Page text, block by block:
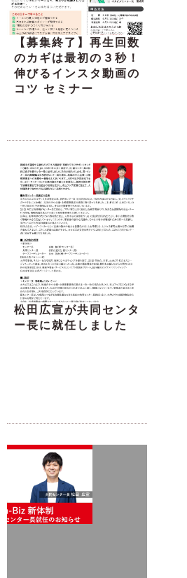
【募集終了】再生回数
のカギは最初の３秒！
伸びるインスタ動画の
コツ セミナー
松田広宣が共同センタ
ー長に就任しました